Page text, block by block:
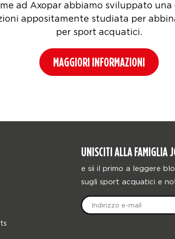
ad Axopar abbiamo sviluppato una
appositamente studiata per
per sport acquatici.
MAGGIORI INFORMAZIONI
UNISCITI ALLA FAMIGLIA
e sii il primo a leggere
sugli sport acquatici e